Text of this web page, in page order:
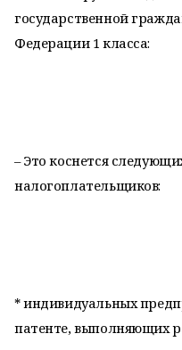
государственной
Федерации 1 класса:
– Это коснется
налогоплательщиков:
* индивидуальных
патенте, выполняющих